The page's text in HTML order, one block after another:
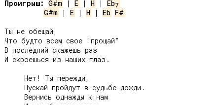
Проигрыш: G#m | E | H | Eb7
G#m | E | H | Eb F#
Ты не обещай,
Что будто всем свое "прощай"
В последний скажешь раз
И скроешься из наших глаз.